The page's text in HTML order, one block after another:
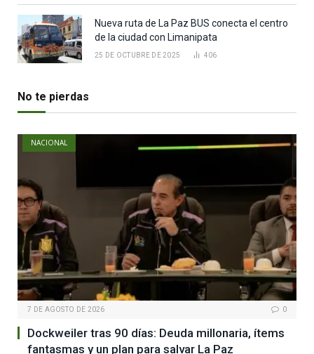
Nueva ruta de La Paz BUS conecta el centro
de la ciudad con Limanipata
25 DE OCTUBRE DE 2025 406
No te pierdas
NACIONAL
7 DE AGOSTO DE 2026 0
Dockweiler tras 90 días: Deuda millonaria, ítems
fantasmas y un plan para salvar La Paz